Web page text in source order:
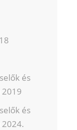
és
és